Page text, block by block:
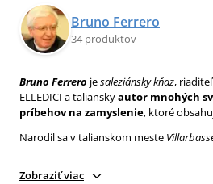
Bruno Ferrero
34 produktov
Bruno Ferrero jesaleziánsky kňaz,
ELLEDICI a talianskyautor mnohých
príbehov na zamyslenie, ktoré
Narodil sa v talianskom meste
Zobraziť viac